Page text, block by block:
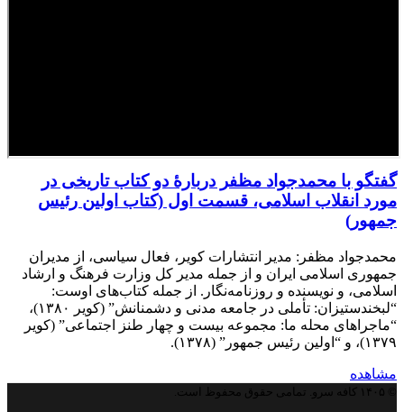
گفتگو با محمدجواد مظفر دربارۀ دو کتاب تاریخی در
مورد انقلاب اسلامی، قسمت اول (کتاب اولین رئیس
جمهور)
محمدجواد مظفر: مدیر انتشارات کویر، فعال سیاسی، از مدیران
جمهوری اسلامی ایران و از جمله مدیر کل وزارت فرهنگ و ارشاد
اسلامی، و نویسنده و روزنامه‌نگار. از جمله کتاب‌های اوست:
“لبخندستیزان: تأملی در جامعه مدنی و دشمنانش” (کویر ۱۳۸۰)،
“ماجراهای محله ما: مجموعه بیست و چهار طنز اجتماعی” (کویر
۱۳۷۹)، و “اولین رئیس جمهور” (۱۳۷۸).
مشاهده